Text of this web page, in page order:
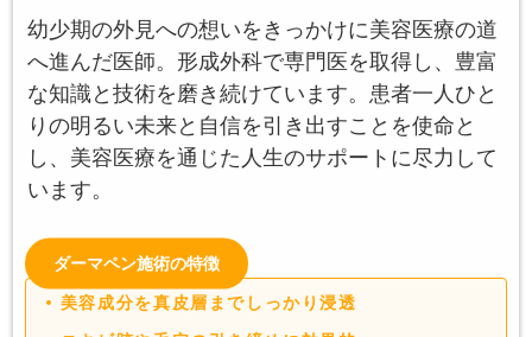
幼少期の外見への想いをきっかけに美容医療の道
へ進んだ医師。形成外科で専門医を取得し、豊富
な知識と技術を磨き続けています。患者一人ひと
りの明るい未来と自信を引き出すことを使命と
し、美容医療を通じた人生のサポートに尽力して
います。
ダーマペン施術の特徴
美容成分を真皮層までしっかり浸透